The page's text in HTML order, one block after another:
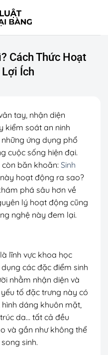
Cách Thức Hoạt
Ích
tay, nhận diện
kiểm soát an ninh
ứng dụng phổ
cuộc sống hiện đại.
còn băn khoăn: Sinh
hoạt động ra sao?
phá sâu hơn về
lý hoạt động cũng
nghệ này đem lại.
lĩnh vực khoa học
các đặc điểm sinh
nhằm nhận diện và
tố đặc trưng này có
dáng khuôn mặt,
da… tất cả đều
và gần như không thể
sinh.